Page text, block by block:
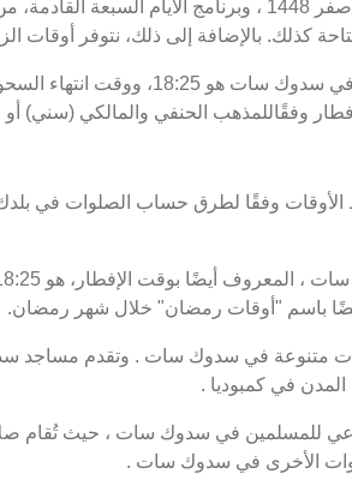
كذلك. بالإضافة إلى ذلك، نتوفر أوقات
وفقًاللمذهب الحنفي والمالكي
الأوقات وفقًا لطرق حساب الصلوات في
باسم "أوقات رمضان" خلال شهر رمضان.
متنوعة في سدوك سات . وتقدم
في كمبوديا .
للمسلمين في سدوك سات ، حيث تُقام
الأخرى في سدوك سات .